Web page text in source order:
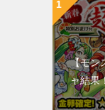
【モン
ャ結果